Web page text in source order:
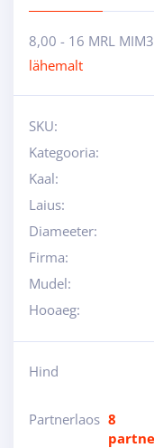
8,00 - 16 MRL
lähemalt
SKU:
Kategooria:
Kaal:
Laius:
Diameeter:
Firma:
Mudel:
Hooaeg:
Hind
Partnerlaos 8